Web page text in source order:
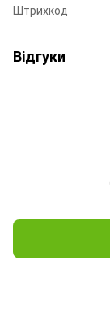
Штрихкод
Відгуки